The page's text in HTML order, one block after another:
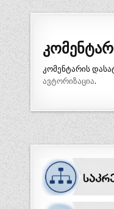
კომენტარის
ავტორიზაცია.